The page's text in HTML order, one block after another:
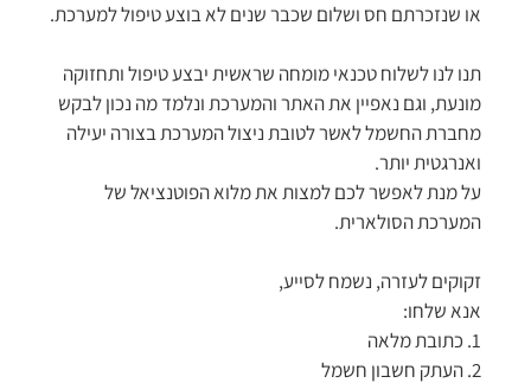
או שנזכרתם חס ושלום שכבר שנים לא בוצע טיפול למערכת.
תנו לנו לשלוח טכנאי מומחה שראשית יבצע טיפול ותחזוקה
מונעת, וגם נאפיין את האתר והמערכת ונלמד מה נכון לבקש
מחברת החשמל לאשר לטובת ניצול המערכת בצורה יעילה
ואנרגטית יותר.
על מנת לאפשר לכם למצות את מלוא הפוטנציאל של
המערכת הסולארית.
זקוקים לעזרה, נשמח לסייע,
אנא שלחו:
1. כתובת מלאה
2. העתק חשבון חשמל